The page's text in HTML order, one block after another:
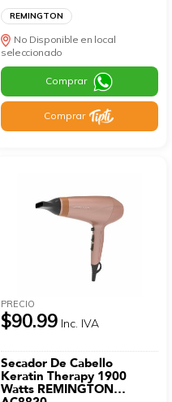
REMINGTON
No Disponible en local
seleccionado
Comprar
Comprar
PRECIO
$90.99 Inc. IVA
Secador De Cabello
Keratin Therapy 1900
Watts REMINGTON